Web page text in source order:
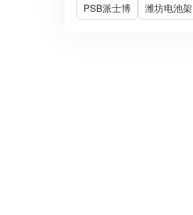
PSB派士博
潍坊电池架